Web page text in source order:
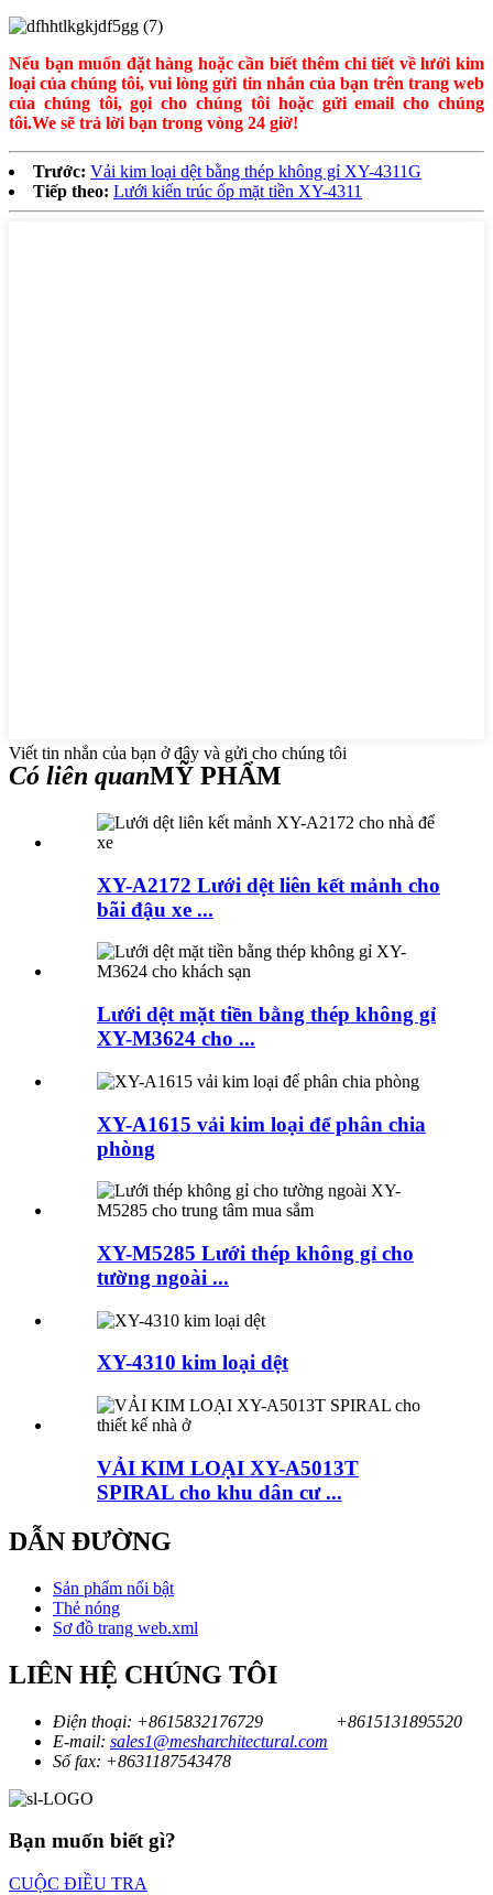
Nếu bạn muốn đặt hàng hoặc cần biết thêm chi tiết về lưới kim
loại của chúng tôi, vui lòng gửi tin nhắn của bạn trên trang web
của chúng tôi, gọi cho chúng tôi hoặc gửi email cho chúng
tôi.We sẽ trả lời bạn trong vòng 24 giờ!
Trước: Vải kim loại dệt bằng thép không gỉ XY-4311G
Tiếp theo: Lưới kiến ​​trúc ốp mặt tiền XY-4311
Viết tin nhắn của bạn ở đây và gửi cho chúng tôi
Có liên quanMỸ PHẨM
XY-A2172 Lưới dệt liên kết mảnh cho
bãi đậu xe ...
Lưới dệt mặt tiền bằng thép không gỉ
XY-M3624 cho ...
XY-A1615 vải kim loại để phân chia
phòng
XY-M5285 Lưới thép không gỉ cho
tường ngoài ...
XY-4310 kim loại dệt
VẢI KIM LOẠI XY-A5013T
SPIRAL cho khu dân cư ...
DẪN ĐƯỜNG
Sản phẩm nổi bật
Thẻ nóng
Sơ đồ trang web.xml
LIÊN HỆ CHÚNG TÔI
Điện thoại: +8615832176729
+8615131895520
E-mail: sales1@mesharchitectural.com
Số fax: +8631187543478
Bạn muốn biết gì?
CUỘC ĐIỀU TRA